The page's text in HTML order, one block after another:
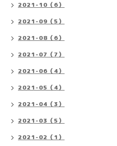
2021-10（6）
2021-09（5）
2021-08（6）
2021-07（7）
2021-06（4）
2021-05（4）
2021-04（3）
2021-03（5）
2021-02（1）